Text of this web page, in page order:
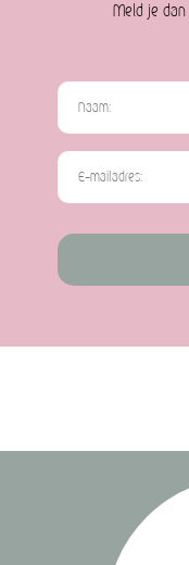
Meld je